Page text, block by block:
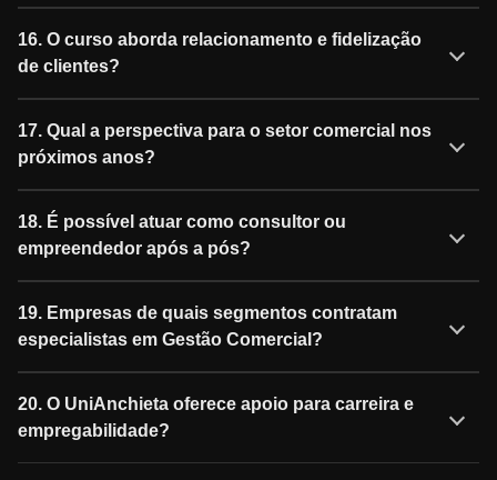
16. O curso aborda relacionamento e fidelização
de clientes?
17. Qual a perspectiva para o setor comercial nos
próximos anos?
18. É possível atuar como consultor ou
empreendedor após a pós?
19. Empresas de quais segmentos contratam
especialistas em Gestão Comercial?
20. O UniAnchieta oferece apoio para carreira e
empregabilidade?